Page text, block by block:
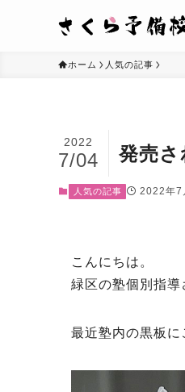
ホーム 人気の記事
発売さ
2022
7/04
人気の記事 2022年7
こんにちは。
緑区の塾個別指導
最近塾内の黒板に